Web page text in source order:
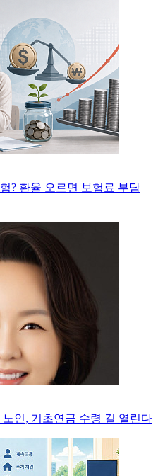
? 환율 오르면 보험료 부담
인, 기초연금 수령 길 열린다